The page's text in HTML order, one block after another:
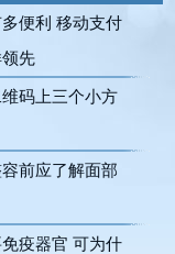
便利 移动支付
先
码上三个小方
前应了解面部
疫器官 可为什